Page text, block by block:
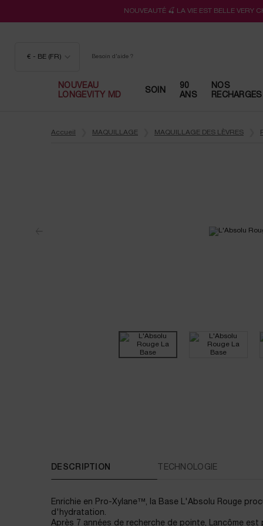
NOUVEAUTÉ 🍒 LA VIE EST BELLE VERY
€ - BE (FR) Besoin d'aide ?
NOUVEAU
LONGEVITY MD
SOIN
90
ANS
NOS
RECHARGES
Accueil MAQUILLAGE MAQUILLAGE DES LÈVRES
DESCRIPTION TECHNOLOGIE
Enrichie en Pro-Xylane™, la Base L'Absolu Rouge
d'hydratation.
Après 7 années de recherche de pointe, Lancôme